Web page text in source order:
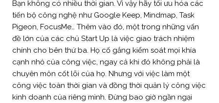
Bạn không có nhiều thời gian. Vì vậy hãy tối ưu hóa các
tiến bộ công nghệ như Google Keep, Mindmap, Task
Pigeon, FocusMe… Thêm vào đó, một trong những vấn
đề lớn của các chủ Start Up là việc giao trách nhiệm
chính cho bên thứ ba. Họ cố gắng kiểm soát mọi khía
cạnh nhỏ của công việc, ngay cả khi đó không phải là
chuyên môn cốt lõi của họ. Nhưng với việc làm một
công việc toàn thời gian và đồng thời quản lý công việc
kinh doanh của riêng mình. Đừng bao giờ ngần ngại